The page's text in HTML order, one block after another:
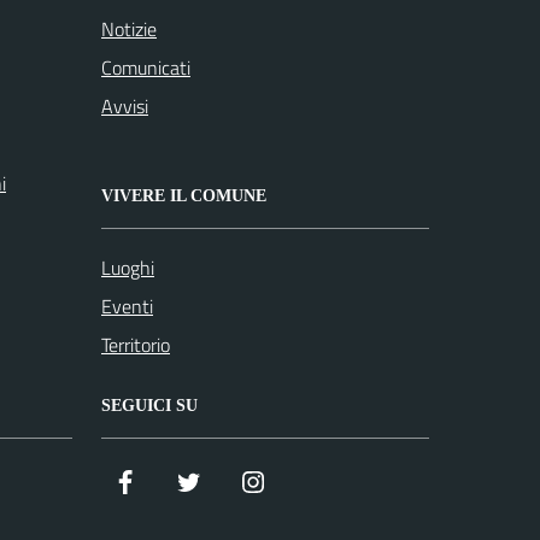
Notizie
Comunicati
Avvisi
VIVERE IL COMUNE
Luoghi
Eventi
Territorio
SEGUICI SU
Facebook Twitter